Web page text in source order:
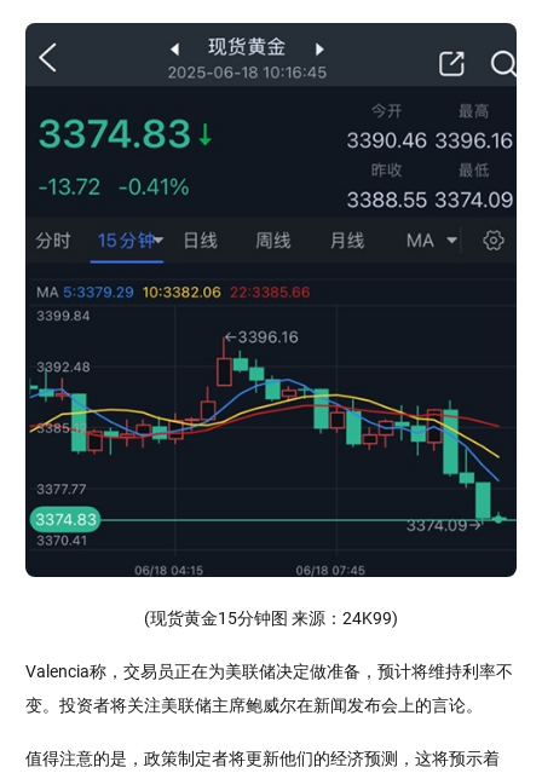
(现货黄金15分钟图 来源：24K99)
Valencia称，交易员正在为美联储决定做准备，预计将维持利率不
变。投资者将关注美联储主席鲍威尔在新闻发布会上的言论。
值得注意的是，政策制定者将更新他们的经济预测，这将预示着